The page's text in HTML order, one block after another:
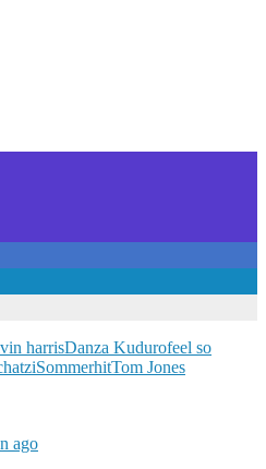
harrisDanza Kudurofeel so
SommerhitTom Jones
ago